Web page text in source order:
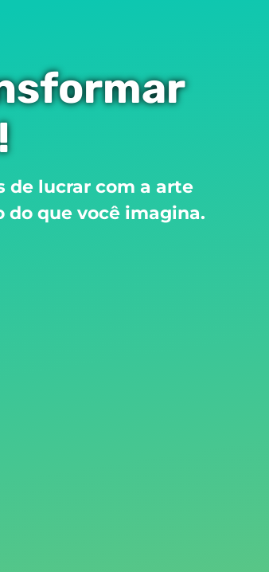
de lucrar com a arte
do que você imagina.